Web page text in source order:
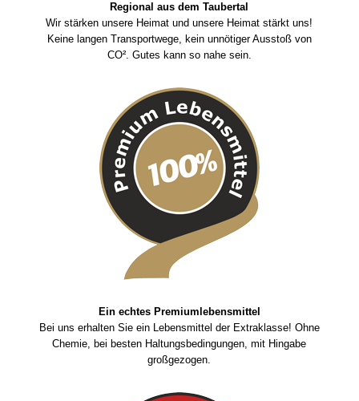
Regional aus dem Taubertal
Wir stärken unsere Heimat und unsere Heimat stärkt uns!
Keine langen Transportwege, kein unnötiger Ausstoß von
CO². Gutes kann so nahe sein.
Ein echtes Premiumlebensmittel
Bei uns erhalten Sie ein Lebensmittel der Extraklasse! Ohne
Chemie, bei besten Haltungsbedingungen, mit Hingabe
großgezogen.